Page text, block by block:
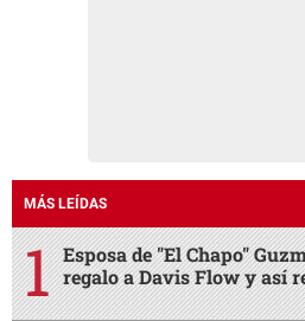
MÁS LEÍDAS
Esposa de "El Chapo"
regalo a Davis Flow y así